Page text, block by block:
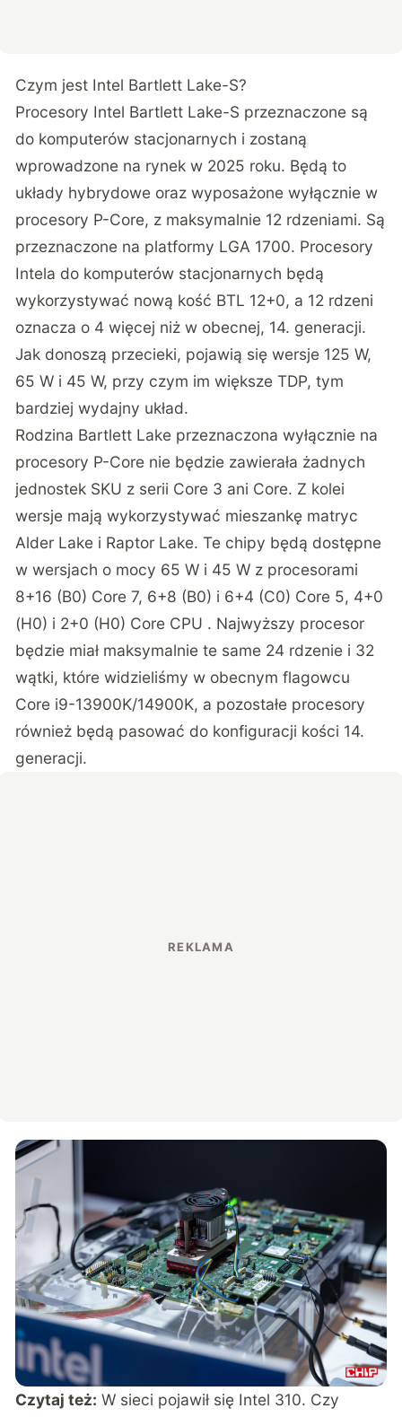
Czym jest Intel Bartlett Lake-S?
Procesory Intel Bartlett Lake-S przeznaczone są
do komputerów stacjonarnych i zostaną
wprowadzone na rynek w 2025 roku. Będą to
układy hybrydowe oraz wyposażone wyłącznie w
procesory P-Core, z maksymalnie 12 rdzeniami. Są
przeznaczone na platformy LGA 1700. Procesory
Intela do komputerów stacjonarnych będą
wykorzystywać nową kość BTL 12+0, a 12 rdzeni
oznacza o 4 więcej niż w obecnej, 14. generacji.
Jak donoszą przecieki, pojawią się wersje 125 W,
65 W i 45 W, przy czym im większe TDP, tym
bardziej wydajny układ.
Rodzina Bartlett Lake przeznaczona wyłącznie na
procesory P-Core nie będzie zawierała żadnych
jednostek SKU z serii Core 3 ani Core. Z kolei
wersje mają wykorzystywać mieszankę matryc
Alder Lake i Raptor Lake. Te chipy będą dostępne
w wersjach o mocy 65 W i 45 W z procesorami
8+16 (B0) Core 7, 6+8 (B0) i 6+4 (C0) Core 5, 4+0
(H0) i 2+0 (H0) Core CPU . Najwyższy procesor
będzie miał maksymalnie te same 24 rdzenie i 32
wątki, które widzieliśmy w obecnym flagowcu
Core i9-13900K/14900K, a pozostałe procesory
również będą pasować do konfiguracji kości 14.
generacji.
Czytaj też: W sieci pojawił się Intel 310. Czy